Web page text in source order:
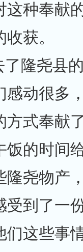
这种奉献
获。
隆尧县
感动很多
方式奉献
饭的时间
隆尧物产
受到了一
们这些事